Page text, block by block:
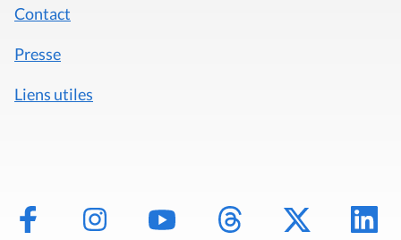
Contact
Presse
Liens utiles